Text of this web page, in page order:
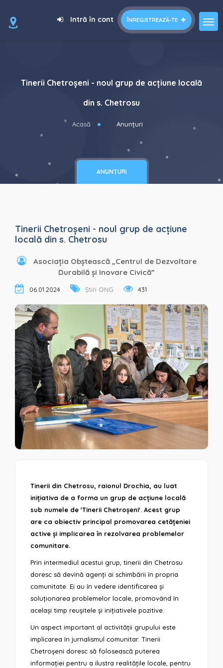
ÎNREGISTREAZĂ-TE
Intră în cont
Tinerii Chetroșeni - noul grup de acțiune locală
din s. Chetrosu
Acasă Anunțuri
ANUNȚURI
Tinerii Chetroșeni - noul grup de acțiune
locală din s. Chetrosu
Asociația Obștească „Centrul de Dezvoltare
Durabilă și Inovare Civică”
06.01.2024 Știri ONG 431
Tinerii din Chetrosu, raionul Drochia, au luat
inițiativa de a forma un grup de acțiune locală
sub numele de 'Tinerii Chetroșeni'. Acest grup
are ca obiectiv principal promovarea cetățeniei
active și implicarea în rezolvarea problemelor
comunitare.
Prin intermediul acestui grup, tinerii din Chetrosu
doresc să devină agenți ai schimbării în propria
comunitate. Ei au în vedere identificarea și
soluționarea problemelor locale, promovând în
același timp reușitele și inițiativele pozitive.
Un aspect important al activității grupului este
implicarea în jurnalismul comunitar. Tinerii
Chetroșeni doresc să folosească puterea
informației pentru a ilustra realitățile locale, pentru